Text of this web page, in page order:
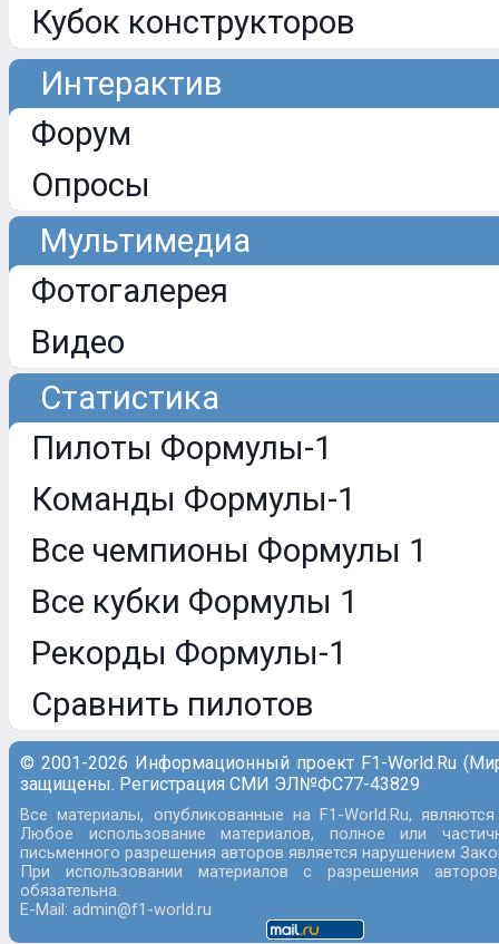
Кубок конструкторов
Интерактив
Форум
Опросы
Мультимедиа
Фотогалерея
Видео
Статистика
Пилоты Формулы-1
Команды Формулы-1
Все чемпионы Формулы 1
Все кубки Формулы 1
Рекорды Формулы-1
Сравнить пилотов
© 2001-2026 Информационный проект F1-World.Ru
защищены. Регистрация СМИ ЭЛ№ФС77-43829
Все материалы, опубликованные на F1-World.Ru,
Любое использование материалов, полное или
письменного разрешения авторов является нарушением
При использовании материалов с разрешения
обязательна.
E-Mail: admin@f1-world.ru